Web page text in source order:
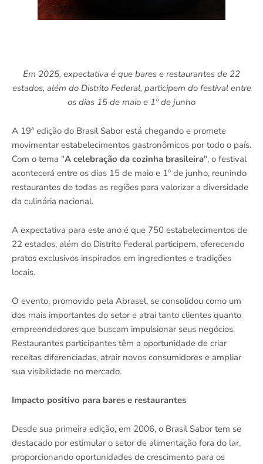
Em 2025, expectativa é que bares e restaurantes de 22
estados, além do Distrito Federal, participem do festival entre
os dias 15 de maio e 1º de junho
A 19ª edição do Brasil Sabor está chegando e promete
movimentar estabelecimentos gastronômicos por todo o país.
Com o tema "A celebração da cozinha brasileira", o festival
acontecerá entre os dias 15 de maio e 1º de junho, reunindo
restaurantes de todas as regiões para valorizar a diversidade
da culinária nacional.
A expectativa para este ano é que 750 estabelecimentos de
22 estados, além do Distrito Federal participem, oferecendo
pratos exclusivos inspirados em ingredientes e tradições
locais.
O evento, promovido pela Abrasel, se consolidou como um
dos mais importantes do setor e atrai tanto clientes quanto
empreendedores que buscam impulsionar seus negócios.
Restaurantes participantes têm a oportunidade de criar
receitas diferenciadas, atrair novos consumidores e ampliar
sua visibilidade no mercado.
Impacto positivo para bares e restaurantes
Desde sua primeira edição, em 2006, o Brasil Sabor tem se
destacado por estimular o setor de alimentação fora do lar,
proporcionando oportunidades de crescimento para os